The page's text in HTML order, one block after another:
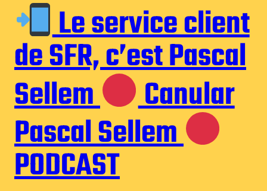
Le service client
de SFR, c’est Pascal
Sellem Canular
Pascal Sellem
PODCAST